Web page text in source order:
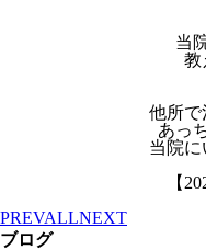
当
教
他所で
あっ
当院
【
PREVALLNEXT
ブログ